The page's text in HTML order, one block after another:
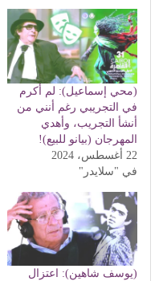
(محي إسماعيل): لم أكرم
في التجريبي رغم أنني من
أنشأ التجريب، وأهدي
المهرجان (بيانو للبيع)!
22 أغسطس، 2024
في "سلايدر"
(يوسف شاهين): اعتزال